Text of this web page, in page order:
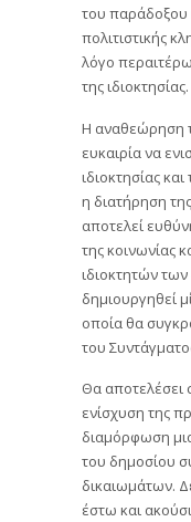
του παράδοξου
πολιτιστικής
λόγο
της ιδιοκτησίας.
Η αναθεώρηση
ευκαιρία να
ιδιοκτησίας
η διατήρηση
αποτελεί
της κοινωνίας
ιδιοκτητών
δημιουργηθεί
οποία θα
του
Θα αποτελέσει
ενίσχυση της
διαμόρφωση
του δημοσίου
δικαιωμάτων.
έστω και